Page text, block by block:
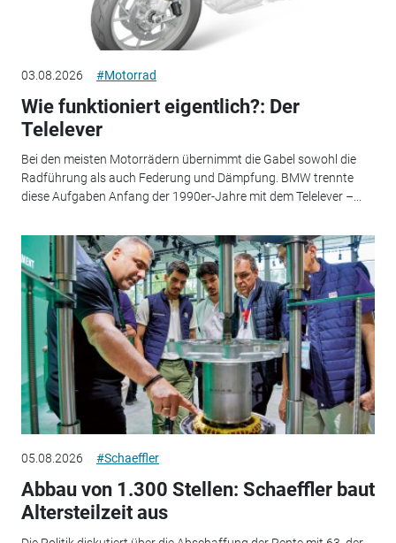
03.08.2026 #Motorrad
Wie funktioniert eigentlich?: Der
Telelever
Bei den meisten Motorrädern übernimmt die Gabel sowohl die
Radführung als auch Federung und Dämpfung. BMW trennte
diese Aufgaben Anfang der 1990er-Jahre mit dem Telelever –...
05.08.2026 #Schaeffler
Abbau von 1.300 Stellen: Schaeffler baut
Altersteilzeit aus